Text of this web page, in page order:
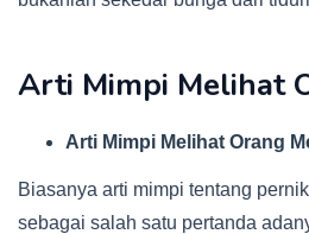
Arti Mimpi Melihat
Arti Mimpi Melihat Orang
Biasanya arti mimpi tentang
sebagai salah satu pertanda